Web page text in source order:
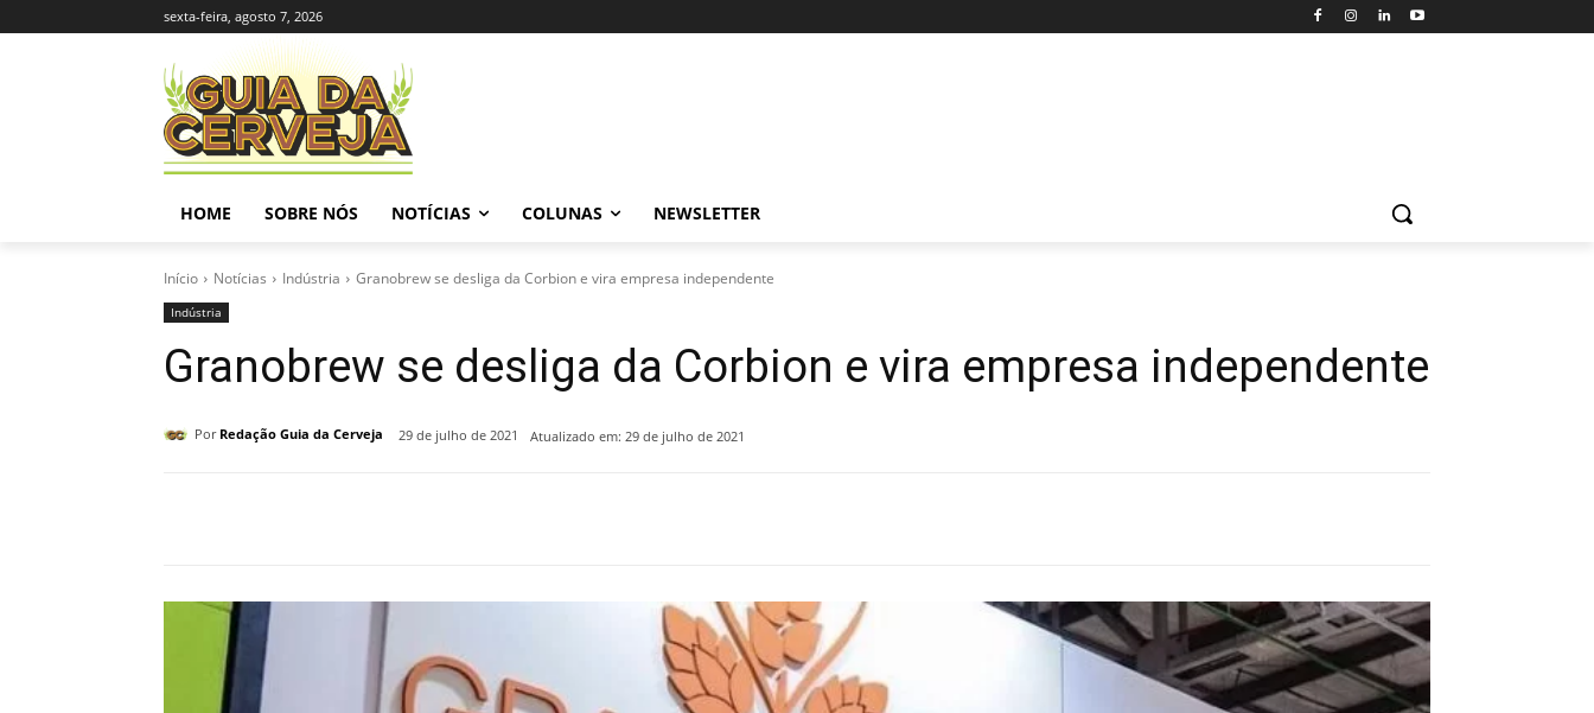
sexta-feira, agosto 7, 2026
HOME SOBRE NÓS NOTÍCIAS COLUNAS NEWSLETTER
Início Notícias Indústria Granobrew se desliga da Corbion e vira empresa independente
Indústria
Granobrew se desliga da Corbion e vira empresa independente
Por Redação Guia da Cerveja 29 de julho de 2021 Atualizado em: 29 de julho de 2021